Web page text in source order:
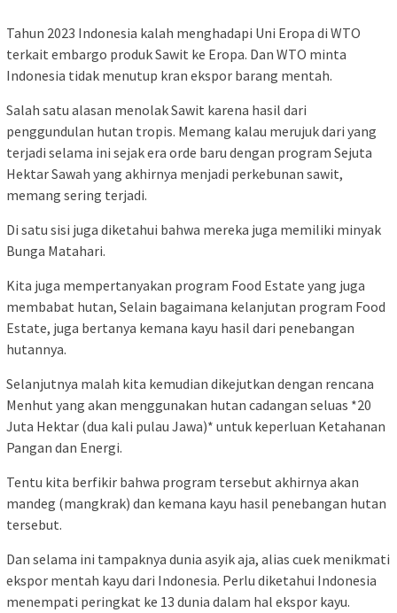
Tahun 2023 Indonesia kalah menghadapi Uni Eropa di WTO
terkait embargo produk Sawit ke Eropa. Dan WTO minta
Indonesia tidak menutup kran ekspor barang mentah.
Salah satu alasan menolak Sawit karena hasil dari
penggundulan hutan tropis. Memang kalau merujuk dari yang
terjadi selama ini sejak era orde baru dengan program Sejuta
Hektar Sawah yang akhirnya menjadi perkebunan sawit,
memang sering terjadi.
Di satu sisi juga diketahui bahwa mereka juga memiliki minyak
Bunga Matahari.
Kita juga mempertanyakan program Food Estate yang juga
membabat hutan, Selain bagaimana kelanjutan program Food
Estate, juga bertanya kemana kayu hasil dari penebangan
hutannya.
Selanjutnya malah kita kemudian dikejutkan dengan rencana
Menhut yang akan menggunakan hutan cadangan seluas *20
Juta Hektar (dua kali pulau Jawa)* untuk keperluan Ketahanan
Pangan dan Energi.
Tentu kita berfikir bahwa program tersebut akhirnya akan
mandeg (mangkrak) dan kemana kayu hasil penebangan hutan
tersebut.
Dan selama ini tampaknya dunia asyik aja, alias cuek menikmati
ekspor mentah kayu dari Indonesia. Perlu diketahui Indonesia
menempati peringkat ke 13 dunia dalam hal ekspor kayu.